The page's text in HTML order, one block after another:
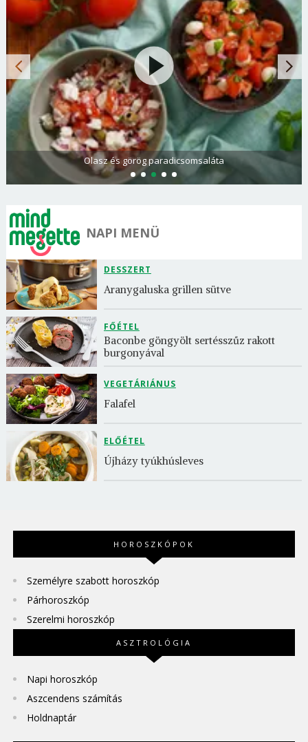
Olasz és görög paradicsomsaláta
NAPI MENÜ
DESSZERT
Aranygaluska grillen sütve
FŐÉTEL
Baconbe göngyölt sertésszűz rakott
burgonyával
VEGETÁRIÁNUS
Falafel
ELŐÉTEL
Újházy tyúkhúsleves
HOROSZKÓPOK
Személyre szabott horoszkóp
Párhoroszkóp
Szerelmi horoszkóp
ASZTROLÓGIA
Napi horoszkóp
Aszcendens számítás
Holdnaptár